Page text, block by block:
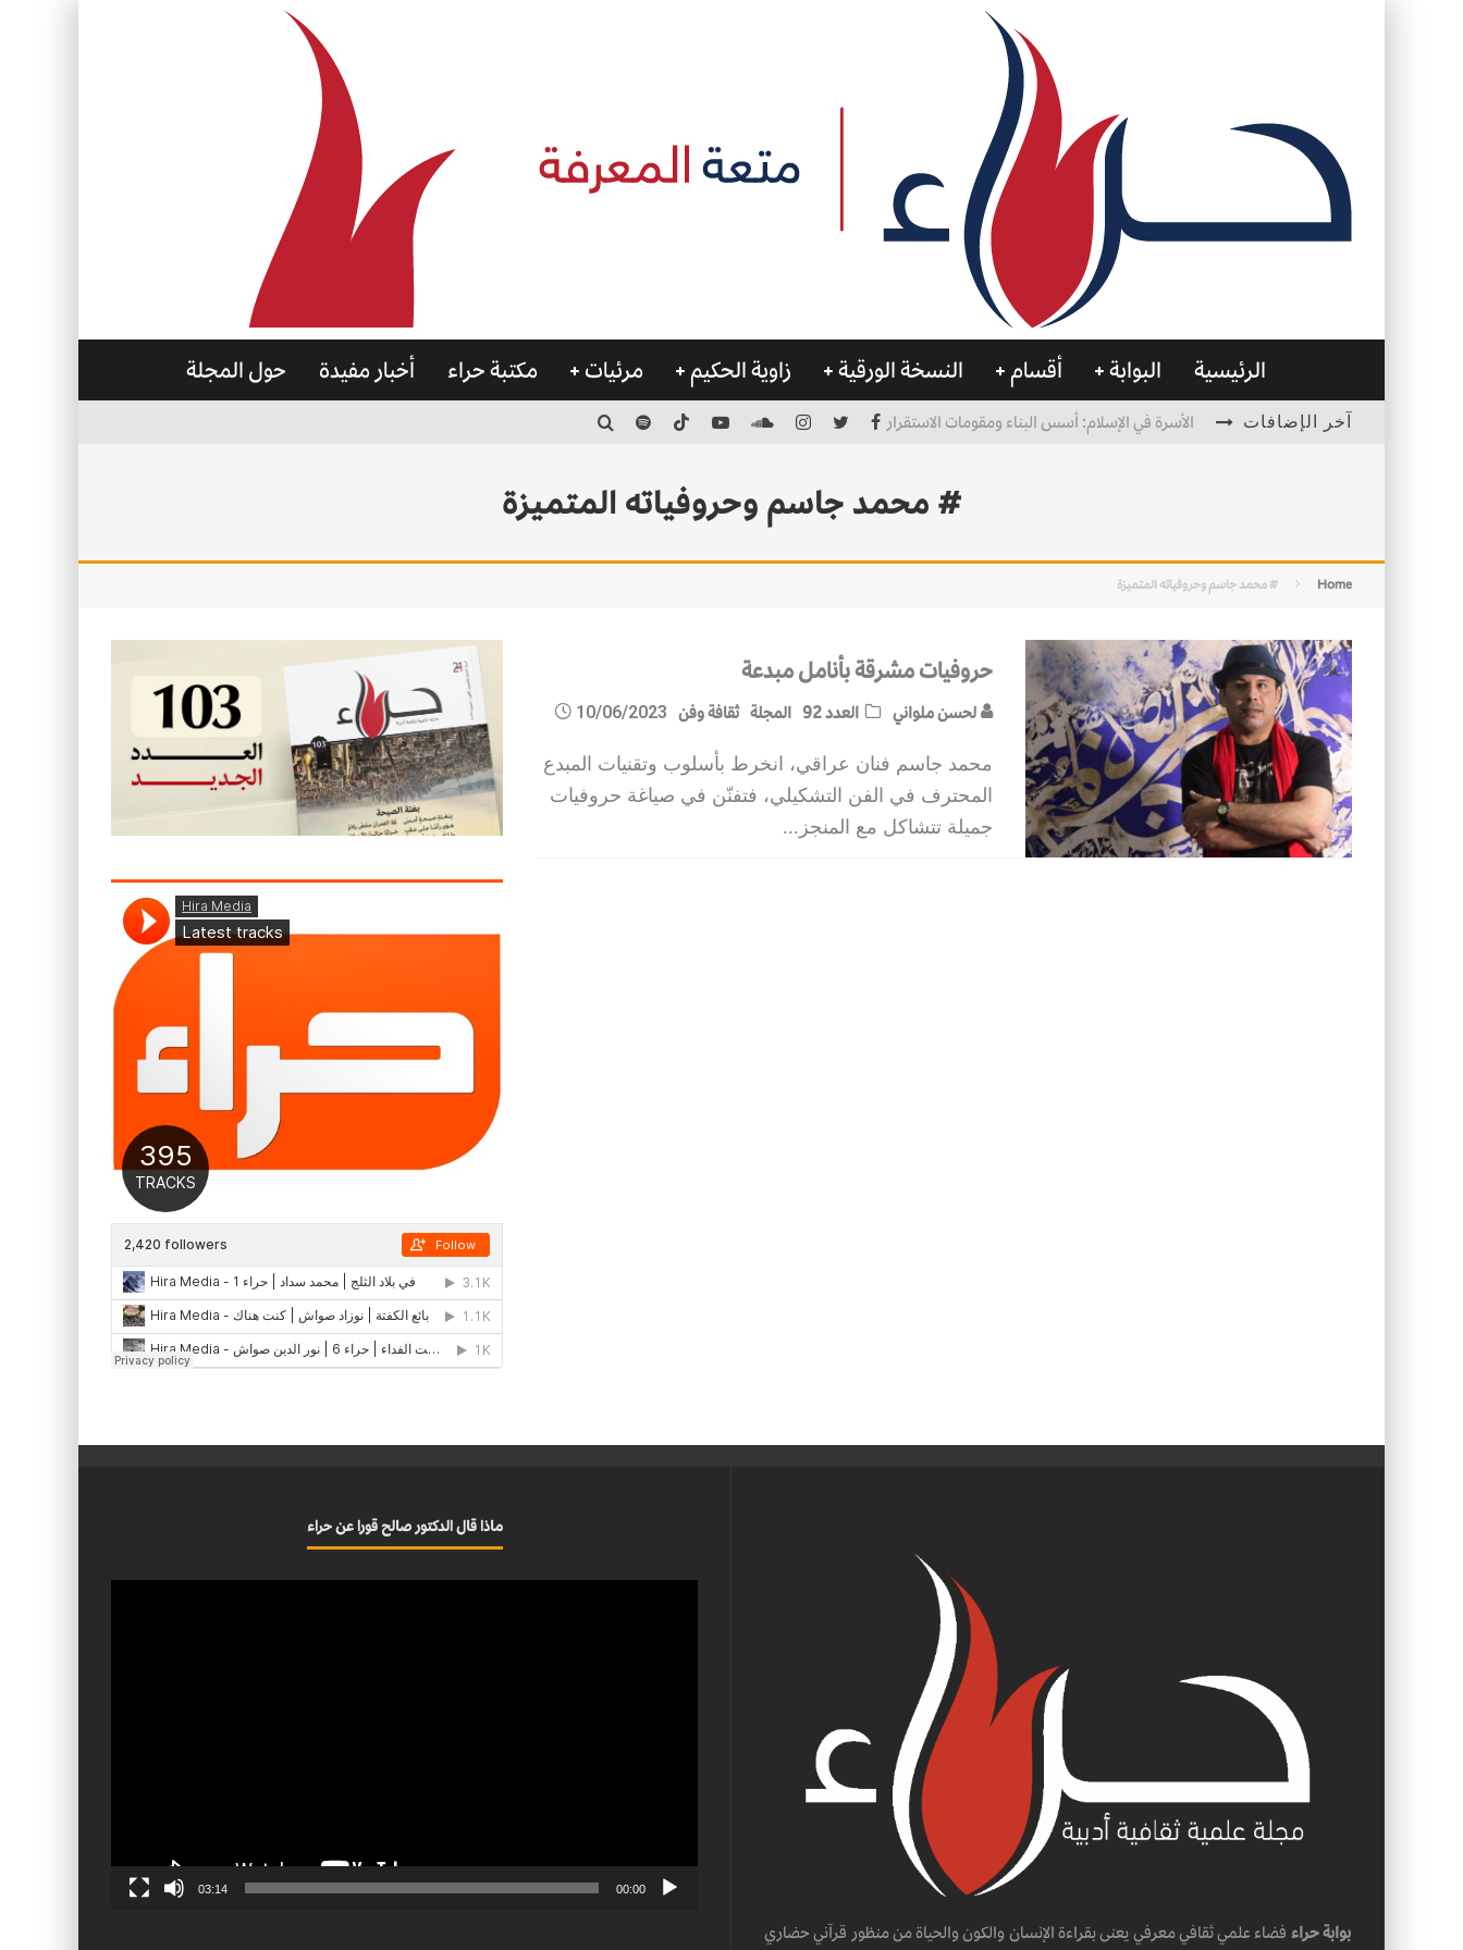
الرئيسية البوابة أقسام النسخة الورقية زاوية الحكيم مرئيات مكتبة حراء أخبار مفيدة حول المجلة
آخر الإضافات الأسرة في الإسلام: أسس البناء ومقومات الاستقرار
# محمد جاسم وحروفياته المتميزة
Home # محمد جاسم وحروفياته المتميزة
حروفيات مشرقة بأنامل مبدعة
لحسن ملواني العدد 92 المجلة ثقافة وفن 10/06/2023
محمد جاسم فنان عراقي، انخرط بأسلوب وتقنيات المبدع
المحترف في الفن التشكيلي، فتفنّن في صياغة حروفيات
جميلة تتشاكل مع المنجز ...
بوابة حراء فضاء علمي ثقافي معرفي يعنى بقراءة الإنسان والكون والحياة من منظور قرآني حضاري
ماذا قال الدكتور صالح قورا عن حراء
00:00
03:14